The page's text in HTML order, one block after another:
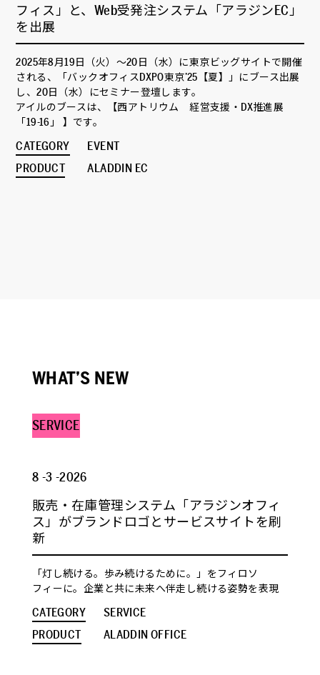
フィス」と、Web受発注システム「アラジンEC」
を出展
2025年8月19日（火）～20日（水）に東京ビッグサイトで開催
される、「バックオフィスDXPO東京’25【夏】」にブース出展
し、20日（水）にセミナー登壇します。
アイルのブースは、【西アトリウム 経営支援・DX推進展
「19-16」 】です。
CATEGORY
EVENT
PRODUCT
ALADDIN EC
WHAT’S NEW
SERVICE
8 -3 -2026
販売・在庫管理システム「アラジンオフィ
ス」がブランドロゴとサービスサイトを刷
新
「灯し続ける。歩み続けるために。」をフィロソ
フィーに。企業と共に未来へ伴走し続ける姿勢を表現
CATEGORY
SERVICE
PRODUCT
ALADDIN OFFICE